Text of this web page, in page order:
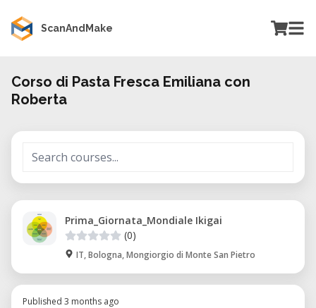
ScanAndMake
Corso di Pasta Fresca Emiliana con
Roberta
Prima_Giornata_Mondiale Ikigai
(0)
IT, Bologna, Mongiorgio di Monte San Pietro
Published 3 months ago